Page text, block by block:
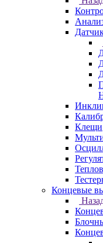
Клещи
Концевые